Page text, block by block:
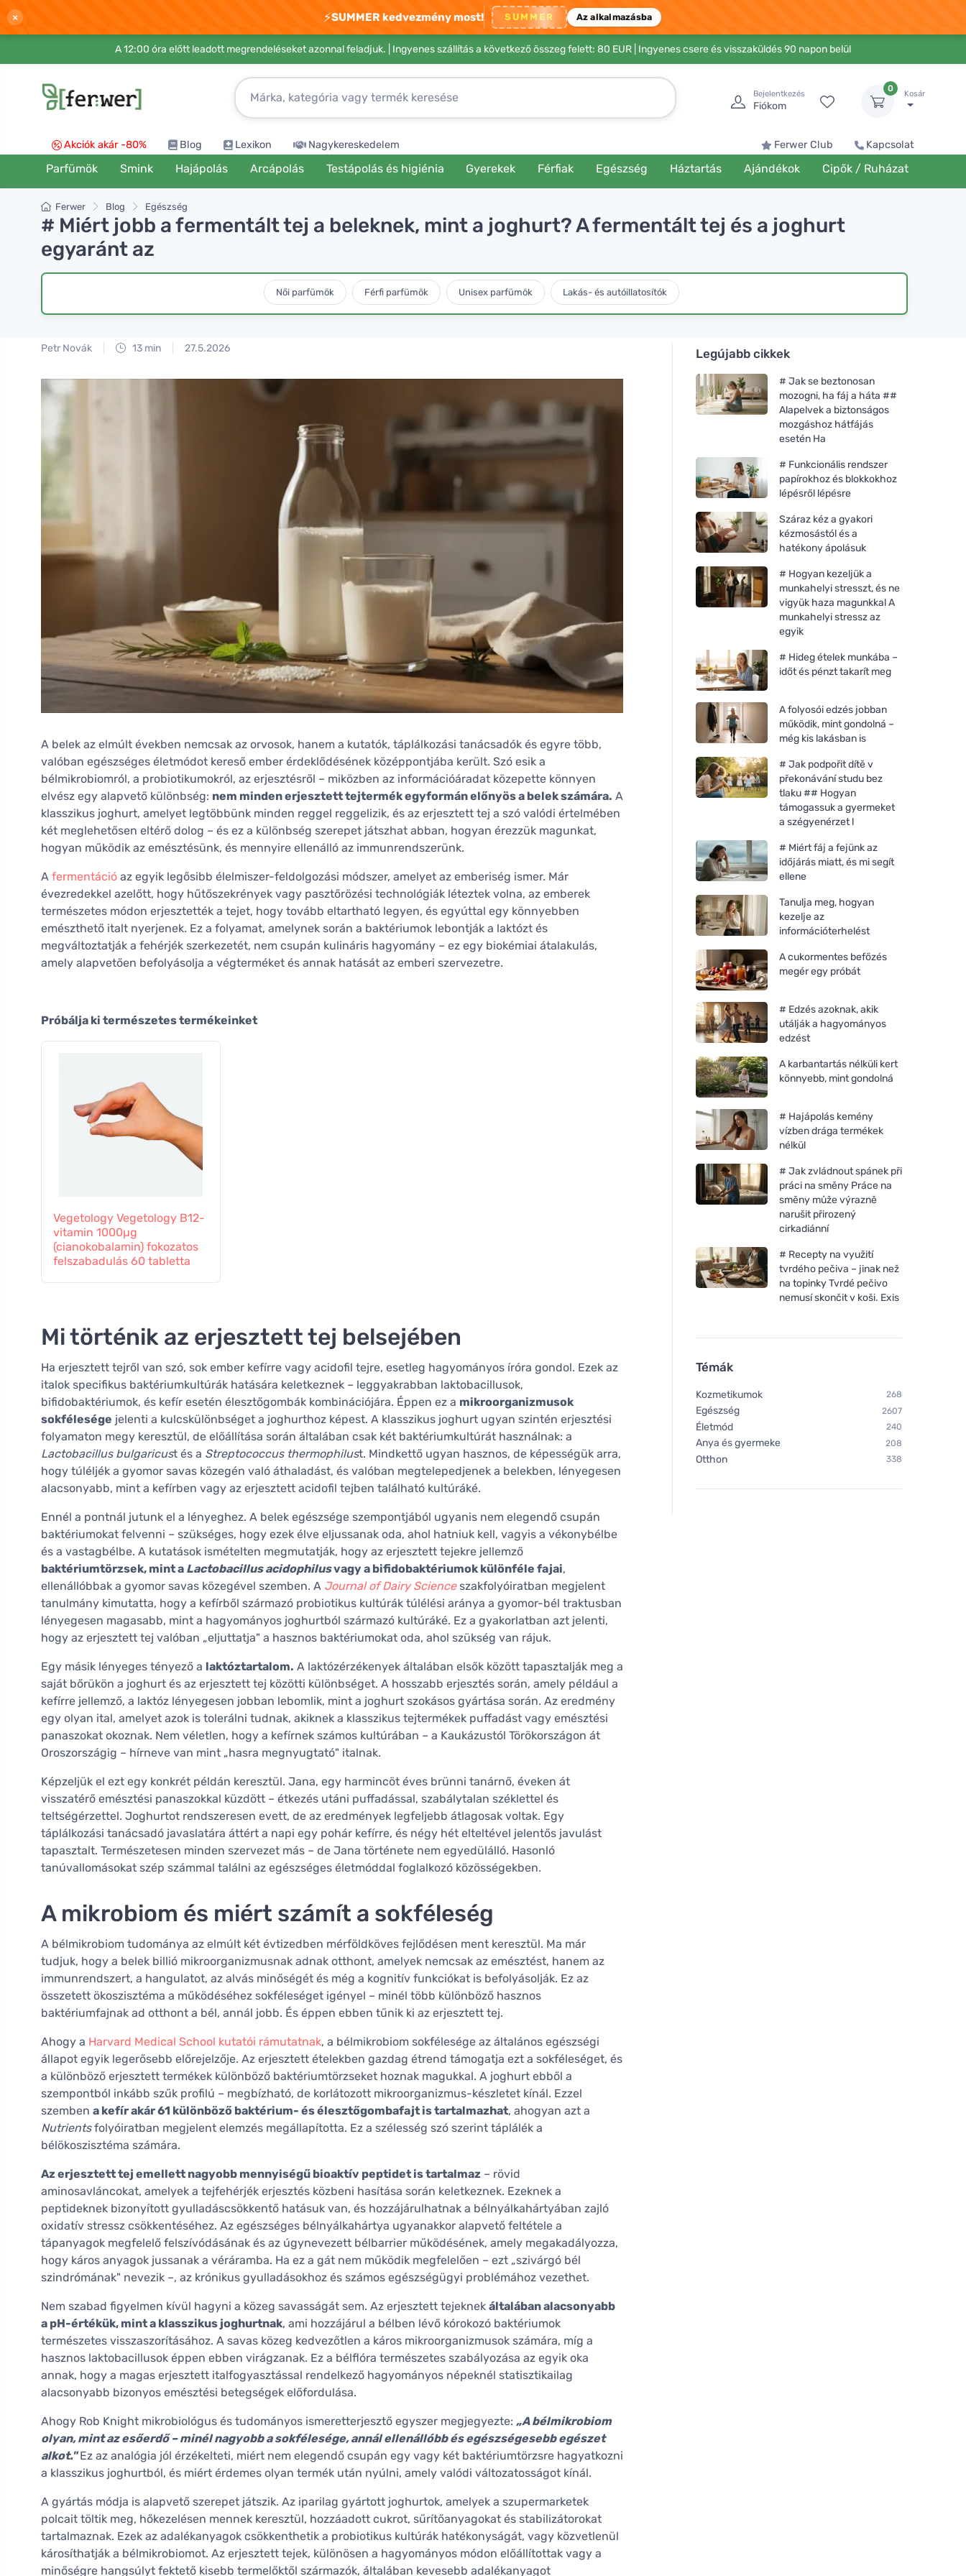
× ⚡SUMMER kedvezmény most! SUMMER Az alkalmazásba
A 12:00 óra előtt leadott megrendeléseket azonnal feladjuk. | Ingyenes szállítás a következő összeg felett: 80 EUR | Ingyenes csere és visszaküldés 90 napon belül
Bejelentkezés
Fiókom
0
Kosár
Akciók akár -80% Blog Lexikon Nagykereskedelem Ferwer Club Kapcsolat
Parfümök Smink Hajápolás Arcápolás Testápolás és higiénia Gyerekek Férfiak Egészség Háztartás Ajándékok Cipők / Ruházat
Ferwer Blog Egészség
# Miért jobb a fermentált tej a beleknek, mint a joghurt? A fermentált tej és a joghurt
egyaránt az
Női parfümök Férfi parfümök Unisex parfümök Lakás- és autóillatosítók
Petr Novák 13 min 27.5.2026
A belek az elmúlt években nemcsak az orvosok, hanem a kutatók, táplálkozási tanácsadók és egyre több,
valóban egészséges életmódot kereső ember érdeklődésének középpontjába került. Szó esik a
bélmikrobiomról, a probiotikumokról, az erjesztésről – miközben az információáradat közepette könnyen
elvész egy alapvető különbség: nem minden erjesztett tejtermék egyformán előnyös a belek számára. A
klasszikus joghurt, amelyet legtöbbünk minden reggel reggelizik, és az erjesztett tej a szó valódi értelmében
két meglehetősen eltérő dolog – és ez a különbség szerepet játszhat abban, hogyan érezzük magunkat,
hogyan működik az emésztésünk, és mennyire ellenálló az immunrendszerünk.
A fermentáció az egyik legősibb élelmiszer-feldolgozási módszer, amelyet az emberiség ismer. Már
évezredekkel azelőtt, hogy hűtőszekrények vagy pasztőrözési technológiák léteztek volna, az emberek
természetes módon erjesztették a tejet, hogy tovább eltartható legyen, és egyúttal egy könnyebben
emészthető italt nyerjenek. Ez a folyamat, amelynek során a baktériumok lebontják a laktózt és
megváltoztatják a fehérjék szerkezetét, nem csupán kulináris hagyomány – ez egy biokémiai átalakulás,
amely alapvetően befolyásolja a végterméket és annak hatását az emberi szervezetre.
Próbálja ki természetes termékeinket
Vegetology Vegetology B12-
vitamin 1000µg
(cianokobalamin) fokozatos
felszabadulás 60 tabletta
Mi történik az erjesztett tej belsejében
Ha erjesztett tejről van szó, sok ember kefírre vagy acidofil tejre, esetleg hagyományos íróra gondol. Ezek az
italok specifikus baktériumkultúrák hatására keletkeznek – leggyakrabban laktobacillusok,
bifidobaktériumok, és kefír esetén élesztőgombák kombinációjára. Éppen ez a mikroorganizmusok
sokfélesége jelenti a kulcskülönbséget a joghurthoz képest. A klasszikus joghurt ugyan szintén erjesztési
folyamaton megy keresztül, de előállítása során általában csak két baktériumkultúrát használnak: a
Lactobacillus bulgaricust és a Streptococcus thermophilust. Mindkettő ugyan hasznos, de képességük arra,
hogy túléljék a gyomor savas közegén való áthaladást, és valóban megtelepedjenek a belekben, lényegesen
alacsonyabb, mint a kefírben vagy az erjesztett acidofil tejben található kultúráké.
Ennél a pontnál jutunk el a lényeghez. A belek egészsége szempontjából ugyanis nem elegendő csupán
baktériumokat felvenni – szükséges, hogy ezek élve eljussanak oda, ahol hatniuk kell, vagyis a vékonybélbe
és a vastagbélbe. A kutatások ismételten megmutatják, hogy az erjesztett tejekre jellemző
baktériumtörzsek, mint a Lactobacillus acidophilusvagy a bifidobaktériumok különféle fajai,
ellenállóbbak a gyomor savas közegével szemben. A Journal of Dairy Scienceszakfolyóiratban megjelent
tanulmány kimutatta, hogy a kefírből származó probiotikus kultúrák túlélési aránya a gyomor-bél traktusban
lényegesen magasabb, mint a hagyományos joghurtból származó kultúráké. Ez a gyakorlatban azt jelenti,
hogy az erjesztett tej valóban „eljuttatja" a hasznos baktériumokat oda, ahol szükség van rájuk.
Egy másik lényeges tényező a laktóztartalom. A laktózérzékenyek általában elsők között tapasztalják meg a
saját bőrükön a joghurt és az erjesztett tej közötti különbséget. A hosszabb erjesztés során, amely például a
kefírre jellemző, a laktóz lényegesen jobban lebomlik, mint a joghurt szokásos gyártása során. Az eredmény
egy olyan ital, amelyet azok is tolerálni tudnak, akiknek a klasszikus tejtermékek puffadást vagy emésztési
panaszokat okoznak. Nem véletlen, hogy a kefírnek számos kultúrában – a Kaukázustól Törökországon át
Oroszországig – hírneve van mint „hasra megnyugtató" italnak.
Képzeljük el ezt egy konkrét példán keresztül. Jana, egy harmincöt éves brünni tanárnő, éveken át
visszatérő emésztési panaszokkal küzdött – étkezés utáni puffadással, szabálytalan széklettel és
teltségérzettel. Joghurtot rendszeresen evett, de az eredmények legfeljebb átlagosak voltak. Egy
táplálkozási tanácsadó javaslatára áttért a napi egy pohár kefírre, és négy hét elteltével jelentős javulást
tapasztalt. Természetesen minden szervezet más – de Jana története nem egyedülálló. Hasonló
tanúvallomásokat szép számmal találni az egészséges életmóddal foglalkozó közösségekben.
A mikrobiom és miért számít a sokféleség
A bélmikrobiom tudománya az elmúlt két évtizedben mérföldköves fejlődésen ment keresztül. Ma már
tudjuk, hogy a belek billió mikroorganizmusnak adnak otthont, amelyek nemcsak az emésztést, hanem az
immunrendszert, a hangulatot, az alvás minőségét és még a kognitív funkciókat is befolyásolják. Ez az
összetett ökoszisztéma a működéséhez sokféleséget igényel – minél több különböző hasznos
baktériumfajnak ad otthont a bél, annál jobb. És éppen ebben tűnik ki az erjesztett tej.
Ahogy a Harvard Medical School kutatói rámutatnak, a bélmikrobiom sokfélesége az általános egészségi
állapot egyik legerősebb előrejelzője. Az erjesztett ételekben gazdag étrend támogatja ezt a sokféleséget, és
a különböző erjesztett termékek különböző baktériumtörzseket hoznak magukkal. A joghurt ebből a
szempontból inkább szűk profilú – megbízható, de korlátozott mikroorganizmus-készletet kínál. Ezzel
szemben a kefír akár 61 különböző baktérium- és élesztőgombafajt is tartalmazhat, ahogyan azt a
Nutrientsfolyóiratban megjelent elemzés megállapította. Ez a szélesség szó szerint táplálék a
bélökoszisztéma számára.
Az erjesztett tej emellett nagyobb mennyiségű bioaktív peptidet is tartalmaz – rövid
aminosavláncokat, amelyek a tejfehérjék erjesztés közbeni hasítása során keletkeznek. Ezeknek a
peptideknek bizonyított gyulladáscsökkentő hatásuk van, és hozzájárulhatnak a bélnyálkahártyában zajló
oxidatív stressz csökkentéséhez. Az egészséges bélnyálkahártya ugyanakkor alapvető feltétele a
tápanyagok megfelelő felszívódásának és az úgynevezett bélbarrier működésének, amely megakadályozza,
hogy káros anyagok jussanak a véráramba. Ha ez a gát nem működik megfelelően – ezt „szivárgó bél
szindrómának" nevezik –, az krónikus gyulladásokhoz és számos egészségügyi problémához vezethet.
Nem szabad figyelmen kívül hagyni a közeg savasságát sem. Az erjesztett tejeknek általában alacsonyabb
a pH-értékük, mint a klasszikus joghurtnak, ami hozzájárul a bélben lévő kórokozó baktériumok
természetes visszaszorításához. A savas közeg kedvezőtlen a káros mikroorganizmusok számára, míg a
hasznos laktobacillusok éppen ebben virágzanak. Ez a bélflóra természetes szabályozása az egyik oka
annak, hogy a magas erjesztett italfogyasztással rendelkező hagyományos népeknél statisztikailag
alacsonyabb bizonyos emésztési betegségek előfordulása.
Ahogy Rob Knight mikrobiológus és tudományos ismeretterjesztő egyszer megjegyezte: „A bélmikrobiom
olyan, mint az esőerdő – minél nagyobb a sokfélesége, annál ellenállóbb és egészségesebb egészet
alkot."Ez az analógia jól érzékelteti, miért nem elegendő csupán egy vagy két baktériumtörzsre hagyatkozni
a klasszikus joghurtból, és miért érdemes olyan termék után nyúlni, amely valódi változatosságot kínál.
A gyártás módja is alapvető szerepet játszik. Az iparilag gyártott joghurtok, amelyek a szupermarketek
polcait töltik meg, hőkezelésen mennek keresztül, hozzáadott cukrot, sűrítőanyagokat és stabilizátorokat
tartalmaznak. Ezek az adalékanyagok csökkenthetik a probiotikus kultúrák hatékonyságát, vagy közvetlenül
károsíthatják a bélmikrobiomot. Az erjesztett tejek, különösen a hagyományos módon előállítottak vagy a
minőségre hangsúlyt fektető kisebb termelőktől származók, általában kevesebb adalékanyagot
Legújabb cikkek
# Jak se beztonosan
mozogni, ha fáj a háta ##
Alapelvek a biztonságos
mozgáshoz hátfájás
esetén Ha
# Funkcionális rendszer
papírokhoz és blokkokhoz
lépésről lépésre
Száraz kéz a gyakori
kézmosástól és a
hatékony ápolásuk
# Hogyan kezeljük a
munkahelyi stresszt, és ne
vigyük haza magunkkal A
munkahelyi stressz az
egyik
# Hideg ételek munkába –
időt és pénzt takarít meg
A folyosói edzés jobban
működik, mint gondolná –
még kis lakásban is
# Jak podpořit dítě v
překonávání studu bez
tlaku ## Hogyan
támogassuk a gyermeket
a szégyenérzet l
# Miért fáj a fejünk az
időjárás miatt, és mi segít
ellene
Tanulja meg, hogyan
kezelje az
információterhelést
A cukormentes befőzés
megér egy próbát
# Edzés azoknak, akik
utálják a hagyományos
edzést
A karbantartás nélküli kert
könnyebb, mint gondolná
# Hajápolás kemény
vízben drága termékek
nélkül
# Jak zvládnout spánek při
práci na směny Práce na
směny může výrazně
narušit přirozený
cirkadiánní
# Recepty na využití
tvrdého pečiva – jinak než
na topinky Tvrdé pečivo
nemusí skončit v koši. Exis
Témák
Kozmetikumok 268
Egészség 2607
Életmód 240
Anya és gyermeke 208
Otthon 338